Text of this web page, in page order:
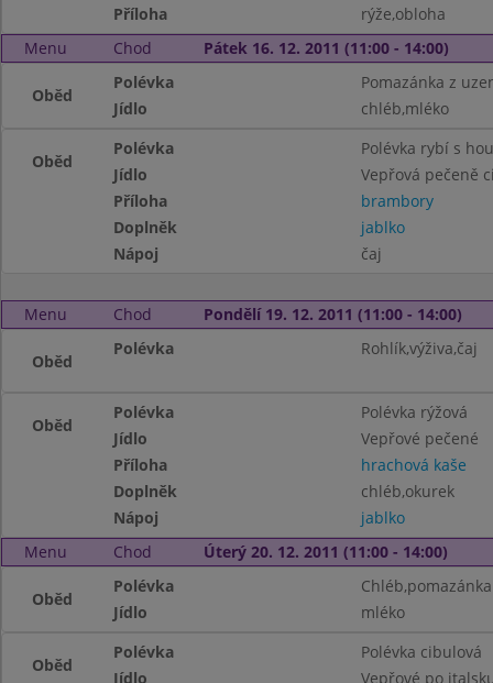
Příloha
rýže,obloha
Menu
Chod Pátek 16. 12. 2011 (11:00 - 14:00)
Oběd
Polévka
Pomazánka z
Jídlo
chléb,mléko
Oběd
Polévka
Polévka rybí s
Jídlo
Vepřová pečeně
Příloha
brambory
Doplněk
jablko
Nápoj
čaj
Menu Chod Pondělí 19. 12. 2011 (11:00 - 14:00)
Oběd
Polévka Rohlík,výživa,čaj
Oběd
Polévka
Polévka rýžová
Jídlo
Vepřové pečené
Příloha
hrachová kaše
Doplněk
chléb,okurek
Nápoj
jablko
Menu
Chod Úterý 20. 12. 2011 (11:00 - 14:00)
Oběd
Polévka
Jídlo
mléko
Oběd
Polévka
Polévka cibulová
Jídlo
Vepřové po